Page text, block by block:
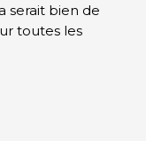
serait bien de
toutes les